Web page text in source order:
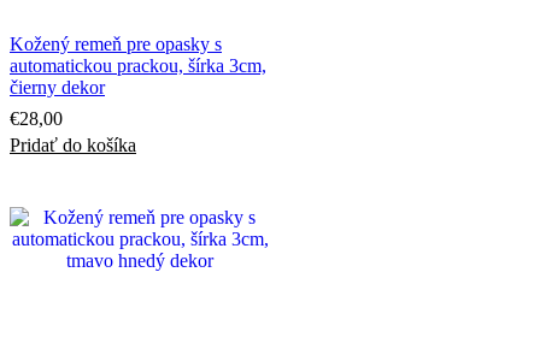
Kožený remeň pre opasky s
automatickou prackou, šírka 3cm,
čierny dekor
€28,00
Pridať do košíka